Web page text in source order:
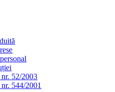
52/2003
544/2001